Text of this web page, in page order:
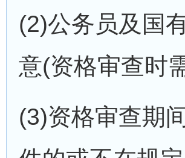
(2)公务员及国
意(资格审查时
(3)资格审查期